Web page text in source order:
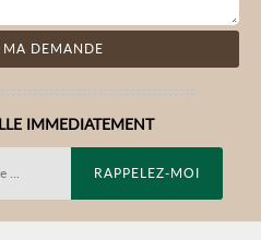
IMMEDIATEMENT